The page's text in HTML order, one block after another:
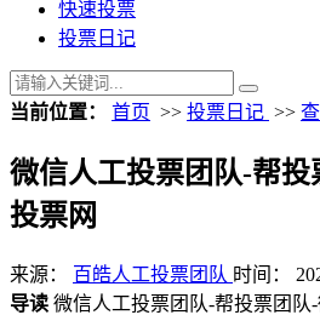
快速投票
投票日记
当前位置： 首页 >> 投票日记 >>
微信人工投票团队-帮
投票网
来源： 百皓人工投票团队 时间：
导读 微信人工投票团队-帮投票团队